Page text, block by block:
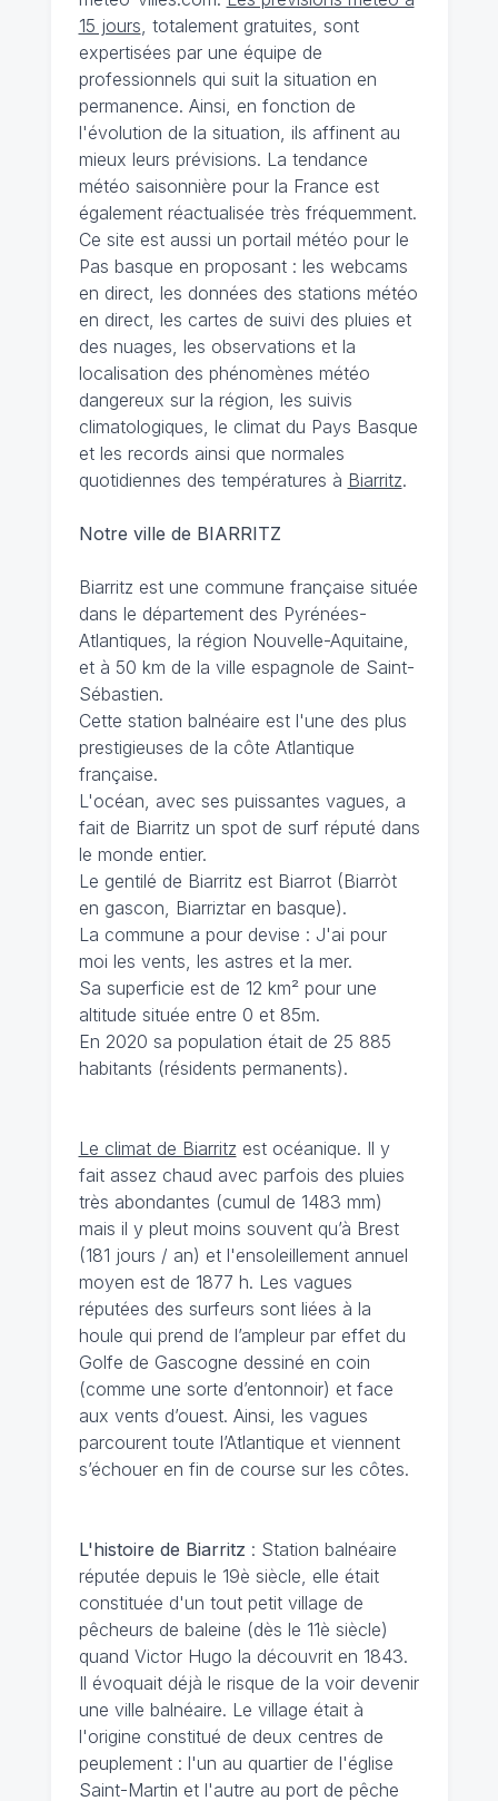
15 jours , totalement gratuites, sont
expertisées par une équipe de
professionnels qui suit la situation en
permanence. Ainsi, en fonction de
l'évolution de la situation, ils affinent au
mieux leurs prévisions. La tendance
météo saisonnière pour la France est
également réactualisée très fréquemment.
Ce site est aussi un portail météo pour le
Pas basque en proposant : les webcams
en direct, les données des stations météo
en direct, les cartes de suivi des pluies et
des nuages, les observations et la
localisation des phénomènes météo
dangereux sur la région, les suivis
climatologiques, le climat du Pays Basque
et les records ainsi que normales
quotidiennes des températures à Biarritz.
Notre ville de BIARRITZ
Biarritz est une commune française située
dans le département des Pyrénées-
Atlantiques, la région Nouvelle-Aquitaine,
et à 50 km de la ville espagnole de Saint-
Sébastien.
Cette station balnéaire est l'une des plus
prestigieuses de la côte Atlantique
française.
L'océan, avec ses puissantes vagues, a
fait de Biarritz un spot de surf réputé dans
le monde entier.
Le gentilé de Biarritz est Biarrot (Biarròt
en gascon, Biarriztar en basque).
La commune a pour devise : J'ai pour
moi les vents, les astres et la mer.
Sa superficie est de 12 km² pour une
altitude située entre 0 et 85m.
En 2020 sa population était de 25 885
habitants (résidents permanents).
Le climat de Biarritz est océanique. Il y
fait assez chaud avec parfois des pluies
très abondantes (cumul de 1483 mm)
mais il y pleut moins souvent qu’à Brest
(181 jours / an) et l'ensoleillement annuel
moyen est de 1877 h. Les vagues
réputées des surfeurs sont liées à la
houle qui prend de l’ampleur par effet du
Golfe de Gascogne dessiné en coin
(comme une sorte d’entonnoir) et face
aux vents d’ouest. Ainsi, les vagues
parcourent toute l’Atlantique et viennent
s’échouer en fin de course sur les côtes.
L'histoire de Biarritz : Station balnéaire
réputée depuis le 19è siècle, elle était
constituée d'un tout petit village de
pêcheurs de baleine (dès le 11è siècle)
quand Victor Hugo la découvrit en 1843.
Il évoquait déjà le risque de la voir devenir
une ville balnéaire. Le village était à
l'origine constitué de deux centres de
peuplement : l'un au quartier de l'église
Saint-Martin et l'autre au port de pêche